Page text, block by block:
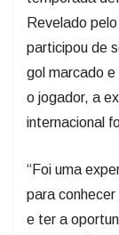
Revelado
participou de
gol marcado
o jogador, a
internacional
“Foi uma
para conhecer
e ter a